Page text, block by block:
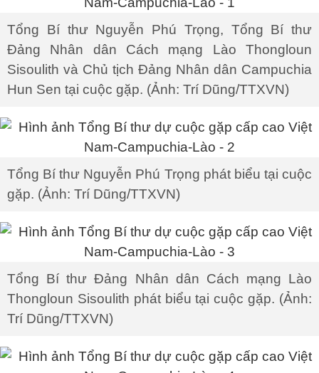
Tổng Bí thư Nguyễn Phú Trọng, Tổng Bí thư
Đảng Nhân dân Cách mạng Lào Thongloun
Sisoulith và Chủ tịch Đảng Nhân dân Campuchia
Hun Sen tại cuộc gặp. (Ảnh: Trí Dũng/TTXVN)
Tổng Bí thư Nguyễn Phú Trọng phát biểu tại cuộc
gặp. (Ảnh: Trí Dũng/TTXVN)
Tổng Bí thư Đảng Nhân dân Cách mạng Lào
Thongloun Sisoulith phát biểu tại cuộc gặp. (Ảnh:
Trí Dũng/TTXVN)